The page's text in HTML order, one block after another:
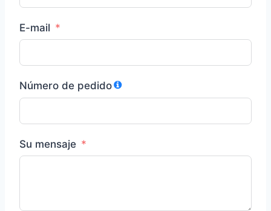
E-mail
Número de pedido
Su mensaje